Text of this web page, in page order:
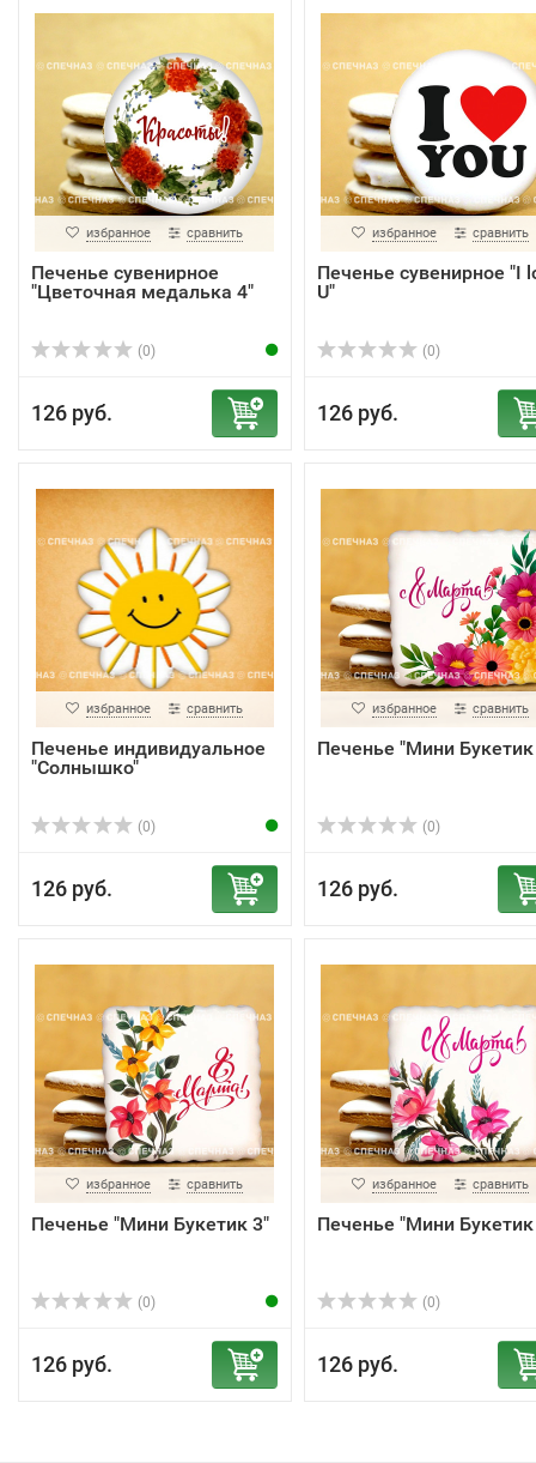
избранное сравнить
Печенье сувенирное
"Цветочная медалька 4"
(0)
126 руб.
избранное сравнить
Печенье сувенирное "I
U"
(0)
126 руб.
избранное сравнить
Печенье индивидуальное
"Солнышко"
(0)
126 руб.
избранное сравнить
Печенье "Мини Букетик
(0)
126 руб.
избранное сравнить
Печенье "Мини Букетик 3"
(0)
126 руб.
избранное сравнить
Печенье "Мини Букетик
(0)
126 руб.